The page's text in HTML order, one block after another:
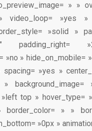
» »
video_loop= »yes
»solid »
padding_right=
»no » hide_on_mobile=
spacing= »yes »
»
»left top »
border_color= » »
»0px »